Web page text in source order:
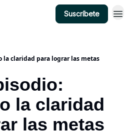
Suscríbete
la claridad para lograr las metas
la claridad
las metas